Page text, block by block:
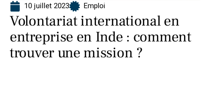
10 juillet 2023 Emploi
Volontariat international en
entreprise en Inde : comment
trouver une mission ?